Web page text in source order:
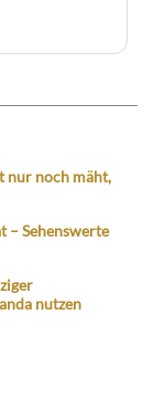
nur noch mäht,
– Sehenswerte
nutzen